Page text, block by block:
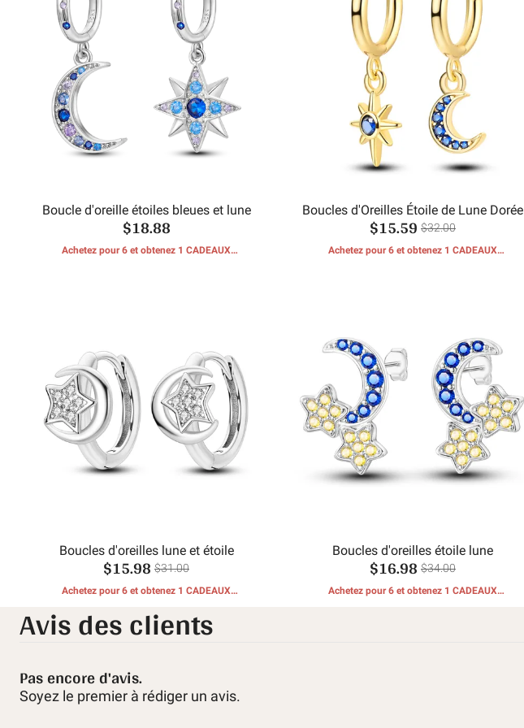
Boucle d'oreille étoiles bleues et lune
$18.88
Achetez pour 6 et obtenez 1 CADEAUX
Boucles d'Oreilles Étoile de Lune Dorée
$15.59 $32.00
Achetez pour 6 et obtenez 1 CADEAUX
Boucles d'oreilles lune et étoile
$15.98 $31.00
Achetez pour 6 et obtenez 1 CADEAUX
Boucles d'oreilles étoile lune
$16.98 $34.00
Achetez pour 6 et obtenez 1 CADEAUX
Avis des clients
Pas encore d'avis.
Soyez le premier à rédiger un avis.